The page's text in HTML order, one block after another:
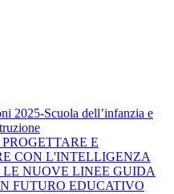
2025-Scuola dell’infanzia e
E
CON L'INTELLIGENZA
NUOVE LINEE GUIDA
FUTURO EDUCATIVO